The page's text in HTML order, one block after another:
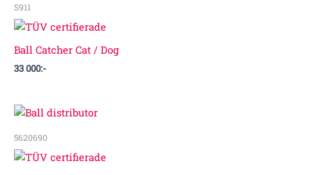
S911
Ball Catcher Cat / Dog
33 000:-
5620690